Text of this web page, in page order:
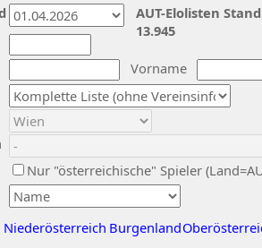
Vorname
Nur "österreichische" Spieler
Niederösterreich Burgenland
AUT-Elolisten
13.945